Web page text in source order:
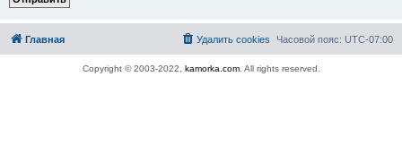
Главная Часовой пояс: UTC-07:00
Удалить cookies
Copyright © 2003-2022, kamorka.com. All rights reserved.